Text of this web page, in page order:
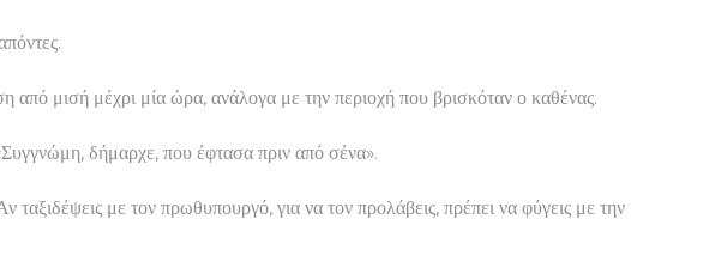
μισή μέχρι μία ώρα, ανάλογα με την περιοχή που βρισκόταν ο καθένας.
δήμαρχε, που έφτασα πριν από σένα».
με τον πρωθυπουργό, για να τον προλάβεις, πρέπει να φύγεις με την